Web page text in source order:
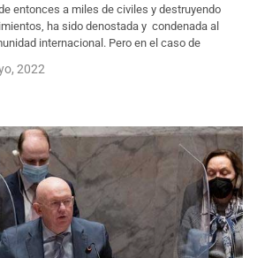
entonces a miles de civiles y destruyendo
ha sido denostada y condenada al
internacional. Pero en el caso de
2022